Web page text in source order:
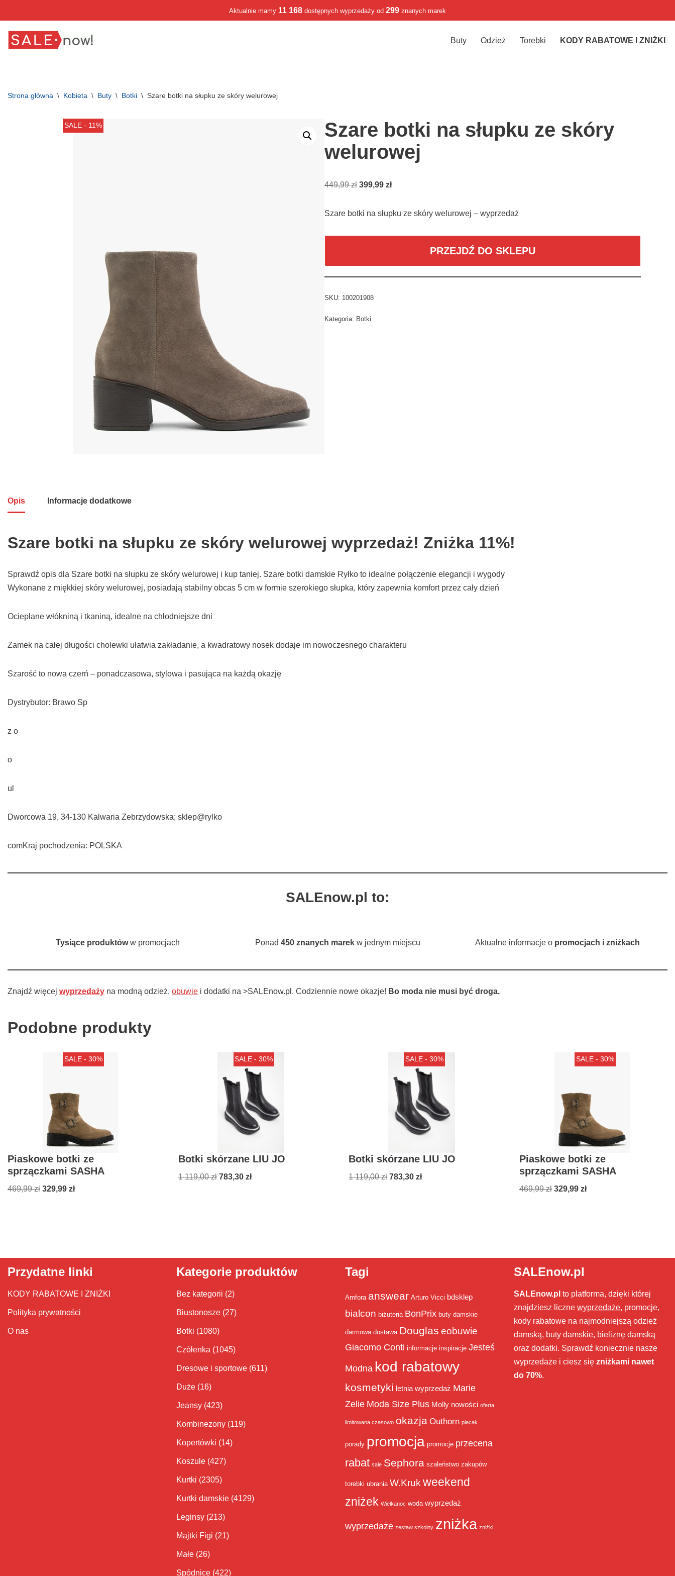
do
Aktualnie mamy 11 168 dostępnych wyprzedaży od 299 znanych marek
Buty Odzież Torebki KODY RABATOWE I ZNIŻKI
Strona główna \ Kobieta \ Buty \ Botki \ Szare botki na słupku ze skóry welurowej
SALE - 11%
Szare botki na słupku ze skóry
welurowej
449,99zł 399,99 zł
Szare botki na słupku ze skóry welurowej – wyprzedaż
PRZEJDŹ DO SKLEPU
SKU: 100201908
Kategoria: Botki
Opis Informacje dodatkowe
Szare botki na słupku ze skóry welurowej wyprzedaż! Zniżka 11%!
Sprawdź opis dla Szare botki na słupku ze skóry welurowej i kup taniej. Szare botki damskie Ryłko to idealne połączenie elegancji i wygody
Wykonane z miękkiej skóry welurowej, posiadają stabilny obcas 5 cm w formie szerokiego słupka, który zapewnia komfort przez cały dzień
Ocieplane włókniną i tkaniną, idealne na chłodniejsze dni
Zamek na całej długości cholewki ułatwia zakładanie, a kwadratowy nosek dodaje im nowoczesnego charakteru
Szarość to nowa czerń – ponadczasowa, stylowa i pasująca na każdą okazję
Dystrybutor: Brawo Sp
z o
o
ul
Dworcowa 19, 34-130 Kalwaria Zebrzydowska; sklep@rylko
comKraj pochodzenia: POLSKA
SALEnow.pl to:
Tysiące produktóww promocjach Ponad 450 znanych marekw jednym miejscu Aktualne informacje o promocjach i zniżkach
Znajdź więcej wyprzedaży na modną odzież, obuwie i dodatki na >SALEnow.pl. Codziennie nowe okazje! Bo moda nie musi być droga.
Podobne produkty
SALE - 30%
Piaskowe botki ze
sprzączkami SASHA
469,99zł 329,99 zł
SALE - 30%
Botki skórzane LIU JO
1 119,00zł 783,30 zł
SALE - 30%
Botki skórzane LIU JO
1 119,00zł 783,30zł
SALE - 30%
Piaskowe botki ze
sprzączkami SASHA
469,99zł 329,99 zł
Przydatne linki
KODY RABATOWE I ZNIŻKI
Polityka prywatności
O nas
Kategorie produktów
Bez kategorii (2)
Biustonosze (27)
Botki (1080)
Czółenka (1045)
Dresowe i sportowe (611)
Duże (16)
Jeansy (423)
Kombinezony (119)
Kopertówki (14)
Koszule (427)
Kurtki (2305)
Kurtki damskie (4129)
Leginsy (213)
Majtki Figi (21)
Małe (26)
Spódnice (422)
Tagi
Amfora answear Arturo Vicci bdsklep
bialcon biżuteria BonPrix buty damskie
darmowa dostawa Douglas eobuwie
Giacomo Conti informacje inspiracje Jesteś
Modna kod rabatowy
kosmetyki letnia wyprzedaż Marie
Zelie Moda Size Plus Molly nowości oferta
limitowana czasowo okazja Outhorn plecak
porady promocja promocje przecena
rabat sale Sephora szaleństwo zakupów
torebki ubrania W.Kruk weekend
zniżek Wielkanoc woda wyprzedaż
wyprzedaże zestaw szkolny zniżka zniżki
SALEnow.pl
SALEnow.pl to platforma, dzięki której
znajdziesz liczne wyprzedaże, promocje,
kody rabatowe na najmodniejszą odzież
damską, buty damskie, bieliznę damską
oraz dodatki. Sprawdź koniecznie nasze
wyprzedaże i ciesz się zniżkami nawet
do 70%.